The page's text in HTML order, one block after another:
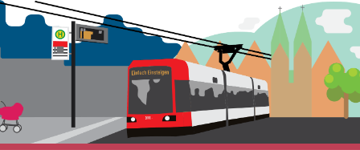
Zum
Inhalt
springen